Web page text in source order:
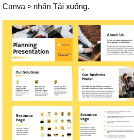
Canva > nhấn Tải xuống.